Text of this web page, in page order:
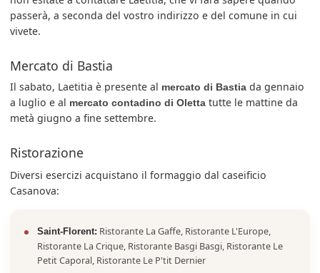
passerà, a seconda del vostro indirizzo e del comune in cui
vivete.
Mercato di Bastia
Il sabato, Laetitia è presente al mercato di Bastia da gennaio
a luglio e al mercato contadino di Oletta tutte le mattine da
metà giugno a fine settembre.
Ristorazione
Diversi esercizi acquistano il formaggio dal caseificio
Casanova:
Saint-Florent: Ristorante La Gaffe, Ristorante L'Europe,
Ristorante La Crique, Ristorante Basgi Basgi, Ristorante Le
Petit Caporal, Ristorante Le P'tit Dernier